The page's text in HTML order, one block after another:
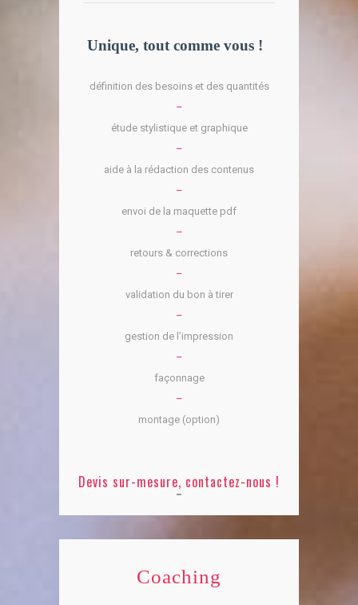
Unique, tout comme vous !
définition des besoins et des quantités
–
étude stylistique et graphique
–
aide à la rédaction des contenus
–
envoi de la maquette pdf
–
retours & corrections
–
validation du bon à tirer
–
gestion de l’impression
–
façonnage
–
montage (option)
Devis sur-mesure, contactez-nous !
Coaching